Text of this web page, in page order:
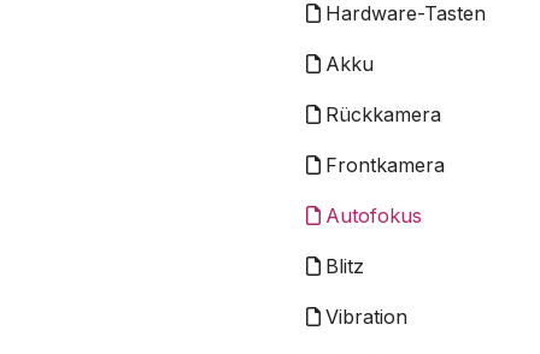
Hardware-Tasten
Akku
Rückkamera
Frontkamera
Autofokus
Blitz
Vibration